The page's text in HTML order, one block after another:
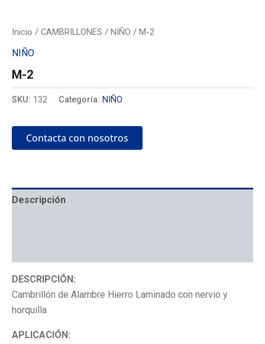
Inicio / CAMBRILLONES / NIÑO / M-2
NIÑO
M-2
SKU: 132 Categoría: NIÑO
Contacta con nosotros
Descripción
DESCRIPCIÓN:
Cambrillón de Alambre Hierro Laminado con nervio y
horquilla
APLICACIÓN: